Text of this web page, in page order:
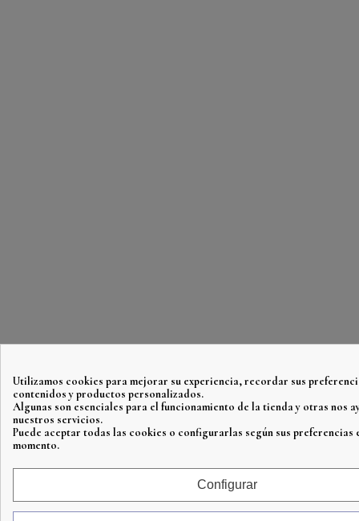
Utilizamos cookies para mejorar su experiencia, recordar sus
contenidos y productos personalizados.
Algunas son esenciales para el funcionamiento de la tienda y otras nos
nuestros servicios.
Puede aceptar todas las cookies o configurarlas según sus preferencias
momento.
Configurar